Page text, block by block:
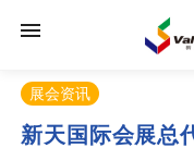
展会资讯
新天国际会展总